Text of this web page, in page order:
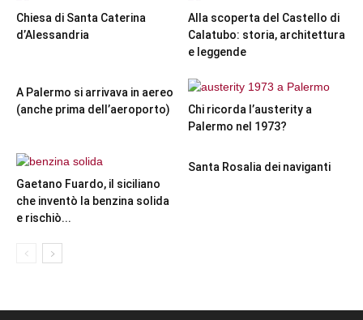
Chiesa di Santa Caterina
d’Alessandria
Alla scoperta del Castello di
Calatubo: storia, architettura
e leggende
A Palermo si arrivava in aereo
(anche prima dell’aeroporto)
Chi ricorda l’austerity a
Palermo nel 1973?
Gaetano Fuardo, il siciliano
che inventò la benzina solida
e rischiò...
Santa Rosalia dei naviganti